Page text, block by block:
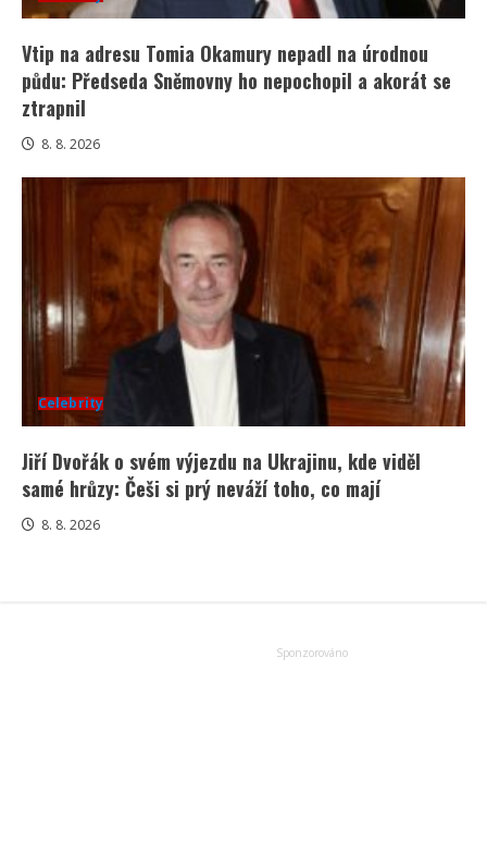
Vtip na adresu Tomia Okamury nepadl na úrodnou
půdu: Předseda Sněmovny ho nepochopil a akorát se
ztrapnil
8. 8. 2026
Celebrity
Jiří Dvořák o svém výjezdu na Ukrajinu, kde viděl
samé hrůzy: Češi si prý neváží toho, co mají
8. 8. 2026